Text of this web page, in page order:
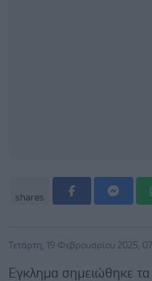
shares
Τετάρτη, 19 Φεβρουαρίου 2025,
Eγκλημα σημειώθηκε